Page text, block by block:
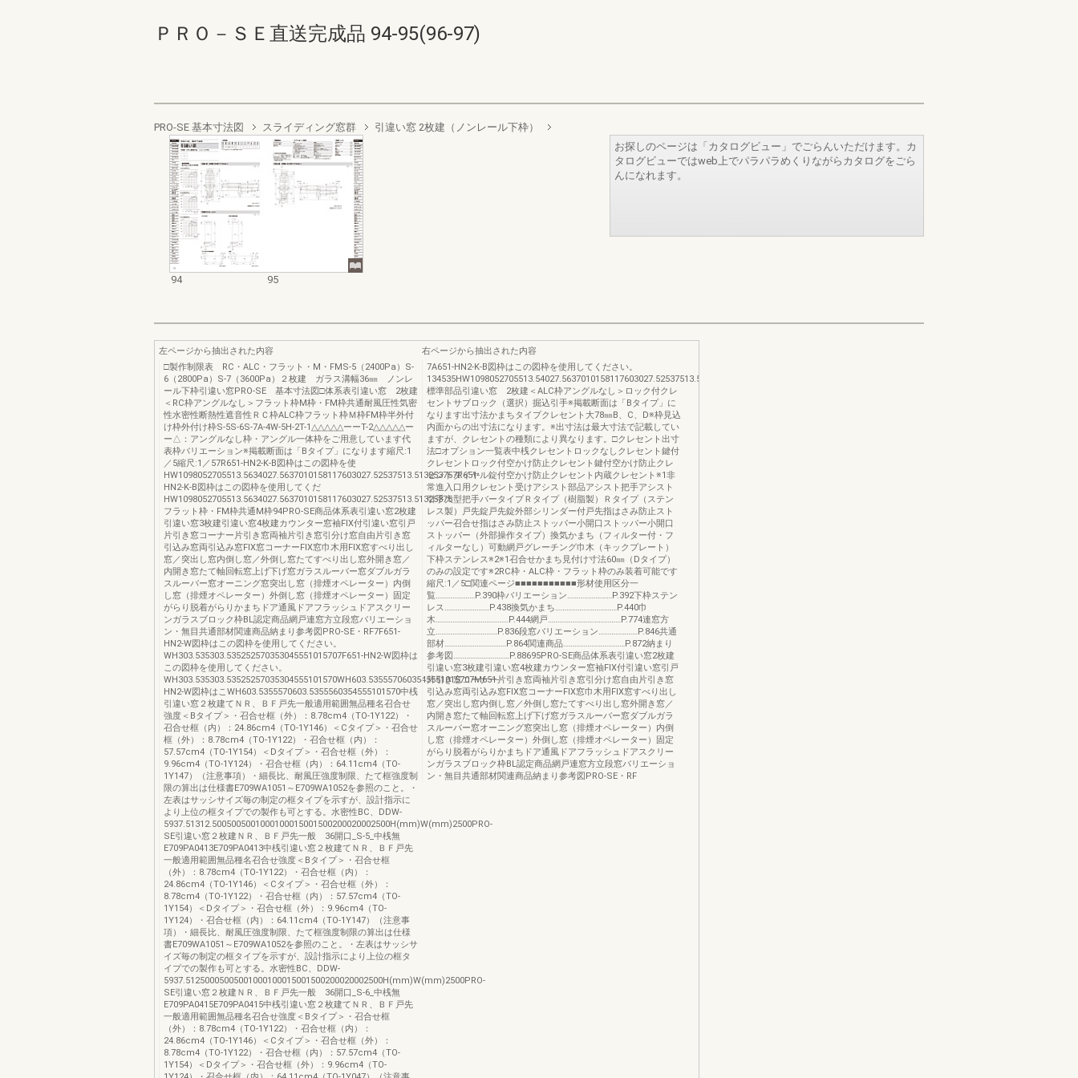
ＰＲＯ－ＳＥ直送完成品 94-95(96-97)
PRO-SE 基本寸法図 スライディング窓群 引違い窓 2枚建（ノンレール下枠）
94 95
お探しのページは「カタログビュー」でごらんいただけます。カ
タログビューではweb上でパラパラめくりながらカタログをごら
んになれます。
左ページから抽出された内容
□製作制限表 RC・ALC・フラット・M・FMS-5（2400Pa）S-
6（2800Pa）S-7（3600Pa）２枚建 ガラス溝幅36㎜ ノンレ
ール下枠引違い窓PRO-SE 基本寸法図□体系表引違い窓 2枚建
＜RC枠アングルなし＞フラット枠M枠・FM枠共通耐風圧性気密
性水密性断熱性遮音性ＲＣ枠ALC枠フラット枠Ｍ枠FM枠半外付
け枠外付け枠S-5S-6S-7A-4W-5H-2T-1△△△△△ーーT-2△△△△△ー
ー△：アングルなし枠・アングル一体枠をご用意しています代
表枠バリエーション※掲載断面は「Bタイプ」になります縮尺:1
／5縮尺:1／57R651-HN2-K-B図枠はこの図枠を使
HW1098052705513.5634027.5637010158117603027.52537513.513253757R651-
HN2-K-B図枠はこの図枠を使用してくだ
HW1098052705513.5634027.5637010158117603027.52537513.51325375
フラット枠・FM枠共通M枠94PRO-SE商品体系表引違い窓2枚建
引違い窓3枚建引違い窓4枚建カウンター窓袖FIX付引違い窓引戸
片引き窓コーナー片引き窓両袖片引き窓引分け窓自由片引き窓
引込み窓両引込み窓FIX窓コーナーFIX窓巾木用FIX窓すべり出し
窓／突出し窓内倒し窓／外倒し窓たてすべり出し窓外開き窓／
内開き窓たて軸回転窓上げ下げ窓ガラスルーバー窓ダブルガラ
スルーバー窓オーニング窓突出し窓（排煙オペレーター）内倒
し窓（排煙オペレーター）外倒し窓（排煙オペレーター）固定
がらり脱着がらりかまちドア通風ドアフラッシュドアスクリー
ンガラスブロック枠BL認定商品網戸連窓方立段窓バリエーショ
ン・無目共通部材関連商品納まり参考図PRO-SE・RF7F651-
HN2-W図枠はこの図枠を使用してください。
WH303.535303.535252570353045551015707F651-HN2-W図枠は
この図枠を使用してください。
WH303.535303.53525257035304555101570WH603.5355570603545551015707M651-
HN2-W図枠はこWH603.5355570603.5355560354555101570中桟
引違い窓２枚建てＮＲ、ＢＦ戸先一般適用範囲無品種名召合せ
強度＜Bタイプ＞・召合せ框（外）：8.78cm4（TO-1Y122）・
召合せ框（内）：24.86cm4（TO-1Y146）＜Cタイプ＞・召合せ
框（外）：8.78cm4（TO-1Y122）・召合せ框（内）：
57.57cm4（TO-1Y154）＜Dタイプ＞・召合せ框（外）：
9.96cm4（TO-1Y124）・召合せ框（内）：64.11cm4（TO-
1Y147）（注意事項）・細長比、耐風圧強度制限、たて框強度制
限の算出は仕様書E709WA1051～E709WA1052を参照のこと。・
左表はサッシサイズ毎の制定の框タイプを示すが、設計指示に
より上位の框タイプでの製作も可とする。水密性BC、DDW-
5937.51312.5005005001000100015001500200020002500H(mm)W(mm)2500PRO-
SE引違い窓２枚建ＮＲ、ＢＦ戸先一般 36開口_S-5_中桟無
E709PA0413E709PA0413中桟引違い窓２枚建てＮＲ、ＢＦ戸先
一般適用範囲無品種名召合せ強度＜Bタイプ＞・召合せ框
（外）：8.78cm4（TO-1Y122）・召合せ框（内）：
24.86cm4（TO-1Y146）＜Cタイプ＞・召合せ框（外）：
8.78cm4（TO-1Y122）・召合せ框（内）：57.57cm4（TO-
1Y154）＜Dタイプ＞・召合せ框（外）：9.96cm4（TO-
1Y124）・召合せ框（内）：64.11cm4（TO-1Y147）（注意事
項）・細長比、耐風圧強度制限、たて框強度制限の算出は仕様
書E709WA1051～E709WA1052を参照のこと。・左表はサッシサ
イズ毎の制定の框タイプを示すが、設計指示により上位の框タ
イプでの製作も可とする。水密性BC、DDW-
5937.51250005005001000100015001500200020002500H(mm)W(mm)2500PRO-
SE引違い窓２枚建ＮＲ、ＢＦ戸先一般 36開口_S-6_中桟無
E709PA0415E709PA0415中桟引違い窓２枚建てＮＲ、ＢＦ戸先
一般適用範囲無品種名召合せ強度＜Bタイプ＞・召合せ框
（外）：8.78cm4（TO-1Y122）・召合せ框（内）：
24.86cm4（TO-1Y146）＜Cタイプ＞・召合せ框（外）：
8.78cm4（TO-1Y122）・召合せ框（内）：57.57cm4（TO-
1Y154）＜Dタイプ＞・召合せ框（外）：9.96cm4（TO-
右ページから抽出された内容
7A651-HN2-K-B図枠はこの図枠を使用してください。
134535HW1098052705513.54027.5637010158117603027.52537513.5253758.5158.515358.51563□
標準部品引違い窓 2枚建＜ALC枠アングルなし＞ロック付クレ
セントサブロック（選択）掘込引手※掲載断面は「Bタイプ」に
なります出寸法かまちタイプクレセント大78㎜B、C、D※枠見込
内面からの出寸法になります。※出寸法は最大寸法で記載してい
ますが、クレセントの種類により異なります。□クレセント出寸
法□オプション一覧表中桟クレセントロックなしクレセント鍵付
クレセントロック付空かけ防止クレセント鍵付空かけ防止クレ
セントダイヤル錠付空かけ防止クレセント内蔵クレセント※1非
常進入口用クレセント受けアシスト部品アシスト把手アシスト
引手大型把手バータイプＲタイプ（樹脂製）Ｒタイプ（ステン
レス製）戸先錠戸先錠外部シリンダー付戸先指はさみ防止スト
ッパー召合せ指はさみ防止ストッパー小開口ストッパー小開口
ストッパー（外部操作タイプ）換気かまち（フィルター付・フ
ィルターなし）可動網戸グレーチング巾木（キックプレート）
下枠ステンレス※2※1召合せかまち見付け寸法60㎜（Dタイプ）
のみの設定です※2RC枠・ALC枠・フラット枠のみ装着可能です
縮尺:1／5□関連ページ■■■■■■■■■■■形材使用区分一
覧…………………P.390枠バリエーション……………………P.392下枠ステン
レス……………………P.438換気かまち……………………………P.440巾
木…………………………………P.444網戸…………………………………P.774連窓方
立……………………………P.836段窓バリエーション…………………P.846共通
部材……………………………P.864関連商品……………………………P.872納まり
参考図…………………………P.88695PRO-SE商品体系表引違い窓2枚建
引違い窓3枚建引違い窓4枚建カウンター窓袖FIX付引違い窓引戸
片引き窓コーナー片引き窓両袖片引き窓引分け窓自由片引き窓
引込み窓両引込み窓FIX窓コーナーFIX窓巾木用FIX窓すべり出し
窓／突出し窓内倒し窓／外倒し窓たてすべり出し窓外開き窓／
内開き窓たて軸回転窓上げ下げ窓ガラスルーバー窓ダブルガラ
スルーバー窓オーニング窓突出し窓（排煙オペレーター）内倒
し窓（排煙オペレーター）外倒し窓（排煙オペレーター）固定
がらり脱着がらりかまちドア通風ドアフラッシュドアスクリー
ンガラスブロック枠BL認定商品網戸連窓方立段窓バリエーショ
ン・無目共通部材関連商品納まり参考図PRO-SE・RF